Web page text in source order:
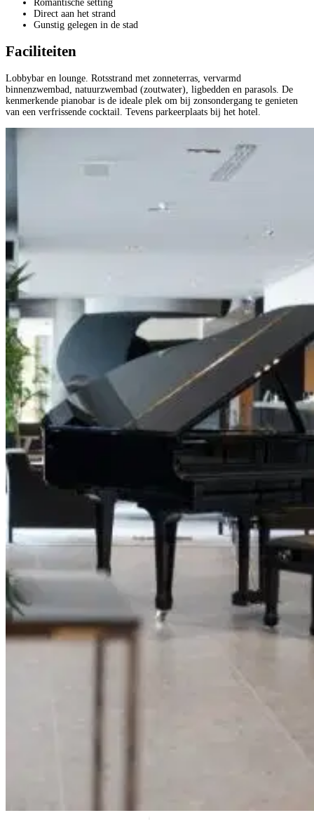
Romantische setting
Direct aan het strand
Gunstig gelegen in de stad
Faciliteiten
Lobbybar en lounge. Rotsstrand met zonneterras, vervarmd
binnenzwembad, natuurzwembad (zoutwater), ligbedden en parasols. De
kenmerkende pianobar is de ideale plek om bij zonsondergang te genieten
van een verfrissende cocktail. Tevens parkeerplaats bij het hotel.